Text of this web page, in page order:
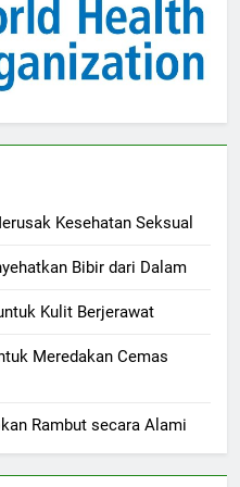
Kesehatan Seksual
Bibir dari Dalam
Kulit Berjerawat
Meredakan Cemas
Rambut secara Alami